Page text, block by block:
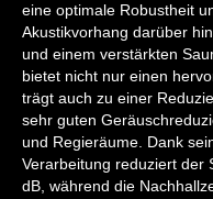
eine optimale Robustheit
Akustikvorhang darüber
und einem verstärkten
bietet nicht nur einen
trägt auch zu einer
sehr guten
und Regieräume. Dank
Verarbeitung reduziert der
dB, während die